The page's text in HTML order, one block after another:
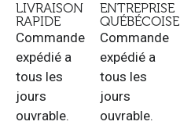
LIVRAISON
RAPIDE
Commande
expédié a
tous les
jours
ouvrable.
ENTREPRISE
QUÉBÉCOISE
Commande
expédié a
tous les
jours
ouvrable.